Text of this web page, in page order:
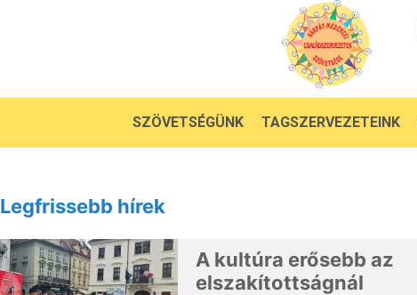
SZÖVETSÉGÜNK TAGSZERVEZETEINK
Legfrissebb hírek
A kultúra erősebb az
elszakítottságnál